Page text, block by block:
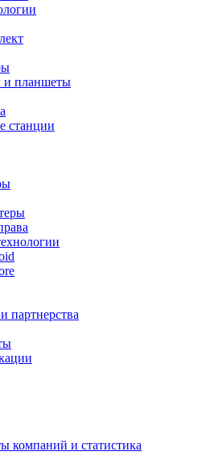
и планшеты
станции
партнерства
компаний и статистика